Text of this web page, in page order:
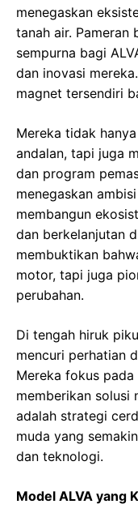
menegaskan
tanah air. Pameran
sempurna bagi
dan inovasi
magnet tersendiri
Mereka tidak
andalan, tapi juga
dan program
menegaskan
membangun
dan berkelanjutan
membuktikan
motor, tapi juga
perubahan.
Di tengah hiruk
mencuri perhatian
Mereka fokus
memberikan solusi
adalah strategi
muda yang
dan teknologi.
Model ALVA yang